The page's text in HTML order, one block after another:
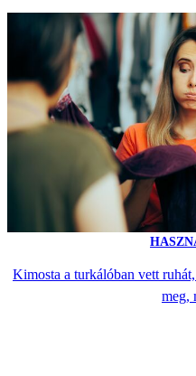
Kimosta a turkálóban vett
meg,